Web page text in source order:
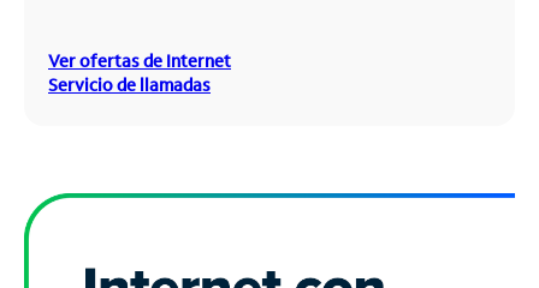
Ver ofertas de Internet
Servicio de llamadas